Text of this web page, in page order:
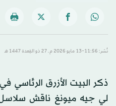
نُشر: 11:56-13 مايو 2026 م ـ 27 ذو القِعدة 1447 هـ
ذكر البيت الأزرق الرئاسي
لي جيه ميونغ ناقش سلاسل